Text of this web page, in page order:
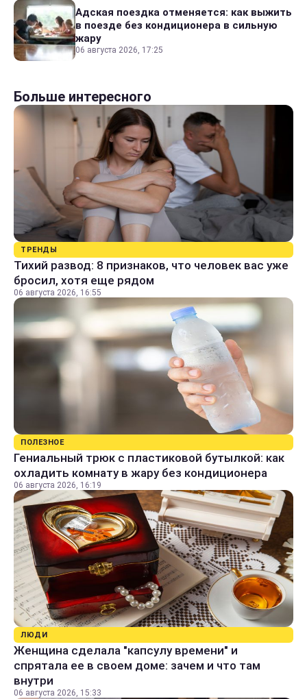
Адская поездка отменяется: как выжить
в поезде без кондиционера в сильную
жару
06 августа 2026, 17:25
Больше интересного
ТРЕНДЫ
Тихий развод: 8 признаков, что человек вас уже
бросил, хотя еще рядом
06 августа 2026, 16:55
ПОЛЕЗНОЕ
Гениальный трюк с пластиковой бутылкой: как
охладить комнату в жару без кондиционера
06 августа 2026, 16:19
ЛЮДИ
Женщина сделала "капсулу времени" и
спрятала ее в своем доме: зачем и что там
внутри
06 августа 2026, 15:33